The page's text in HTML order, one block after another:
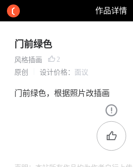
作品详情
门前绿色
风格插画
2
原创
设计价格： 面议
门前绿色，根据照片改插画